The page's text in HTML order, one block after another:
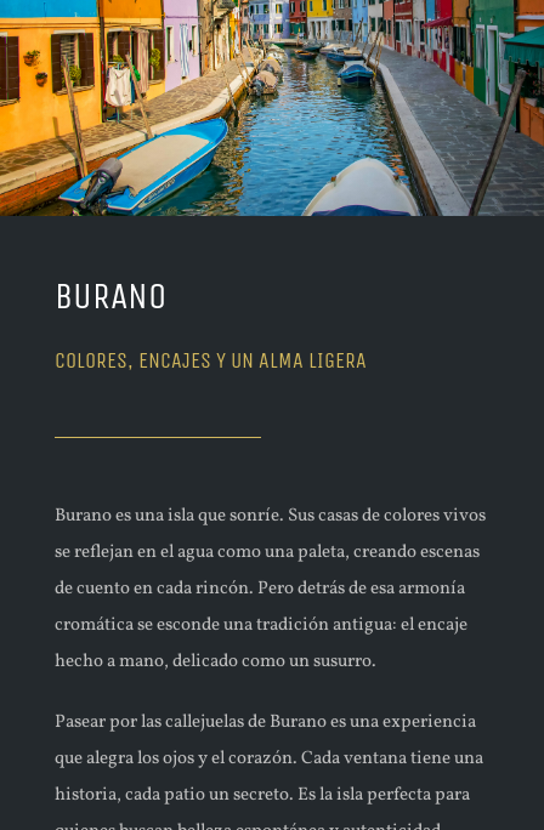
BURANO
COLORES, ENCAJES Y UN ALMA LIGERA
Burano es una isla que sonríe. Sus casas de colores vivos
se reflejan en el agua como una paleta, creando escenas
de cuento en cada rincón. Pero detrás de esa armonía
cromática se esconde una tradición antigua: el encaje
hecho a mano, delicado como un susurro.
Pasear por las callejuelas de Burano es una experiencia
que alegra los ojos y el corazón. Cada ventana tiene una
historia, cada patio un secreto. Es la isla perfecta para